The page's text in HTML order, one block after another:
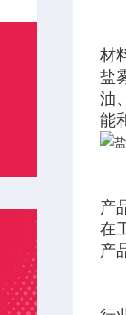
材
盐
油
能
产
在
产